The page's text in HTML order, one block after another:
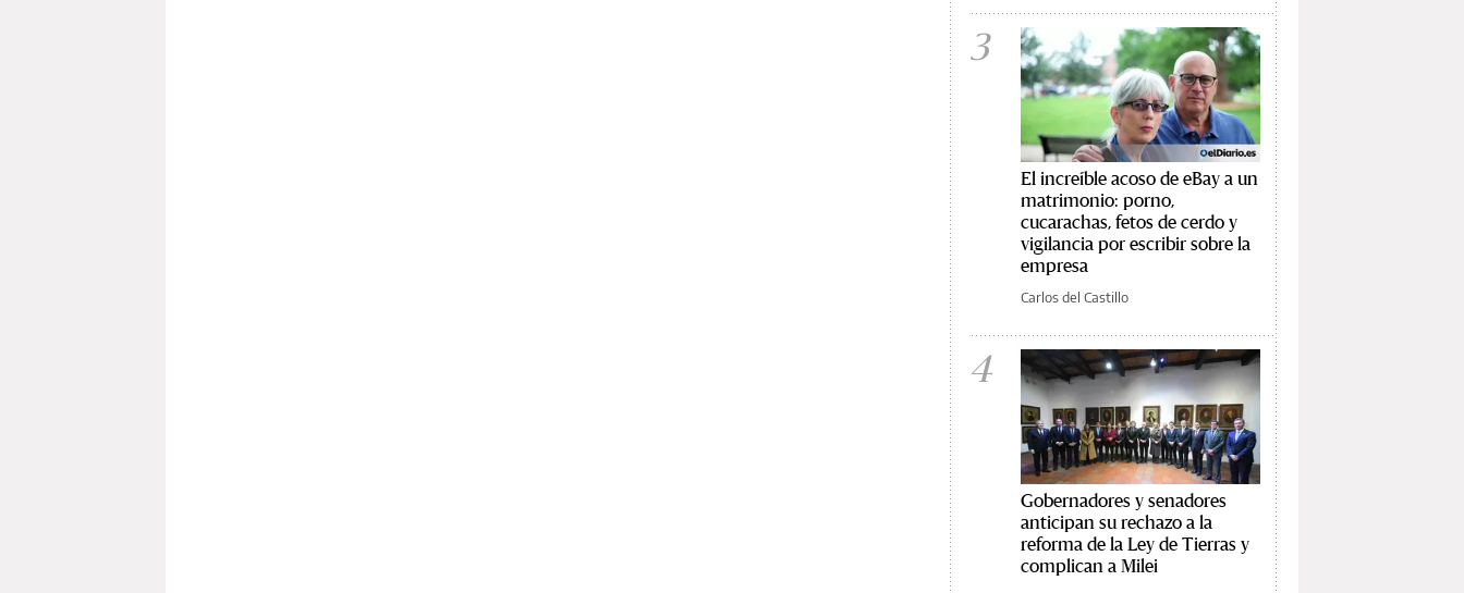
3
El increíble acoso de eBay a un
matrimonio: porno,
cucarachas, fetos de cerdo y
vigilancia por escribir sobre la
empresa
Carlos del Castillo
4
Gobernadores y senadores
anticipan su rechazo a la
reforma de la Ley de Tierras y
complican a Milei